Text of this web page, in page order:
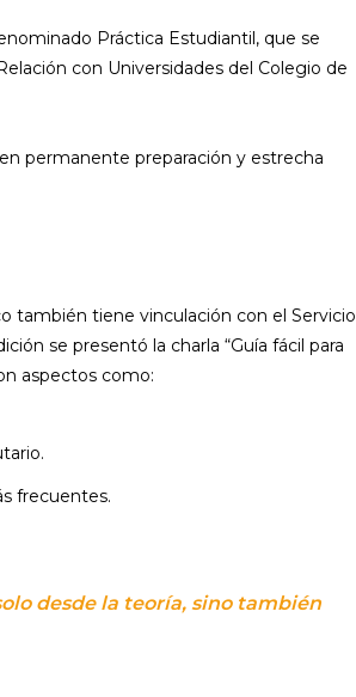
Práctica Estudiantil, que se
con Universidades del Colegio de
permanente preparación y estrecha
también tiene vinculación con el Servicio
se presentó la charla “Guía fácil para
aspectos como:
frecuentes.
desde la teoría, sino también